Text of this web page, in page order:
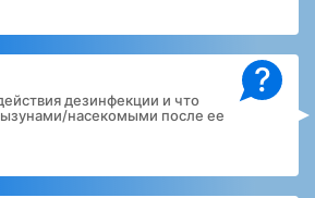
?
дезинфекции и что
насекомыми после ее